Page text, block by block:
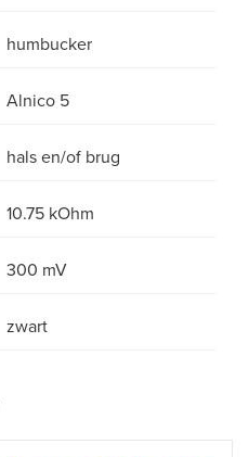
humbucker
Alnico 5
hals en/of brug
10.75 kOhm
300 mV
zwart